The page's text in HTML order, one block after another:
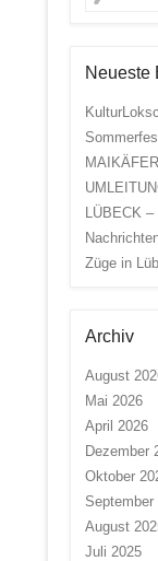
Neueste
LÜBECK
Züge in
Archiv
August
Mai 2026
April 2026
Dezember
Oktober
September
August
Juli 2025